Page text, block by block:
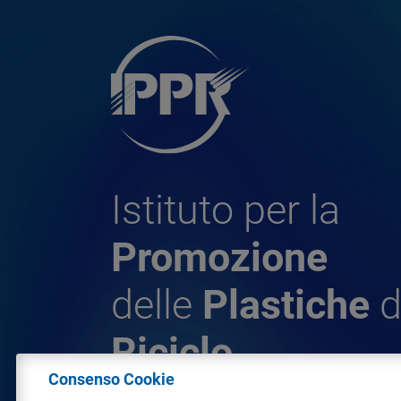
Istituto per la
Promozione
delle Plastiche
Riciclo
Consenso Cookie